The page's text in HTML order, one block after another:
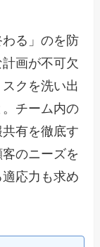
る」のを防
画が不可欠
クを洗い出
チーム内の
有を徹底す
のニーズを
応力も求め